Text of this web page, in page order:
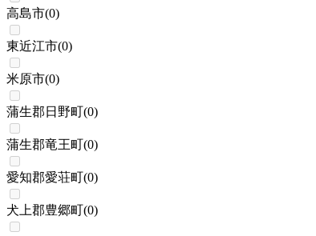
高島市(0)
東近江市(0)
米原市(0)
蒲生郡日野町(0)
蒲生郡竜王町(0)
愛知郡愛荘町(0)
犬上郡豊郷町(0)